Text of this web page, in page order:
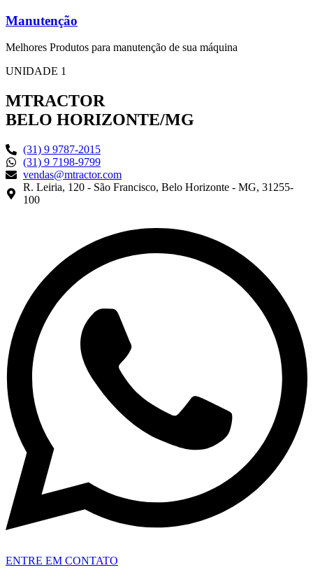
Manutenção
Melhores Produtos para manutenção de sua máquina
UNIDADE 1
MTRACTOR
BELO HORIZONTE/MG
(31) 9 9787-2015
(31) 9 7198-9799
vendas@mtractor.com
R. Leiria, 120 - São Francisco, Belo Horizonte - MG, 31255-
100
ENTRE EM CONTATO